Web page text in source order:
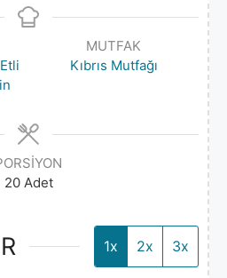
Etli
MUTFAK
Kıbrıs Mutfağı
20 Adet
1x 2x 3x